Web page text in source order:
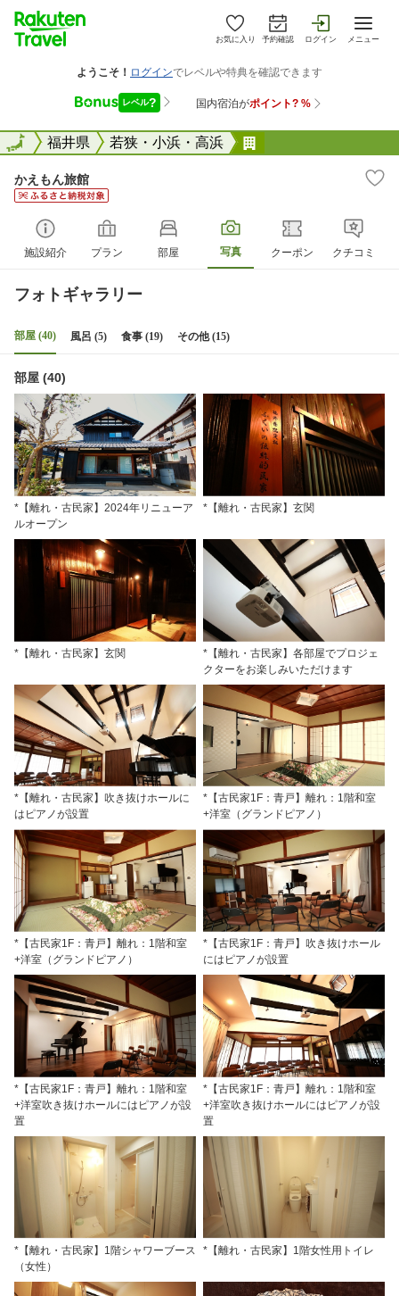
お気に入り 予約確認 ログイン メニュー
全国福井県 若狭・小浜・高浜
全国
かえもん旅館
施設紹介 プラン 部屋 写真 クーポン クチコミ
フォトギャラリー
部屋 (40) 風呂 (5) 食事 (19) その他 (15)
部屋 (40)
*【離れ・古民家】2024年リニューア
ルオープン
*【離れ・古民家】玄関
*【離れ・古民家】玄関
*【離れ・古民家】各部屋でプロジェ
クターをお楽しみいただけます
*【離れ・古民家】吹き抜けホールに
はピアノが設置
*【古民家1F：青戸】離れ：1階和室
+洋室（グランドピアノ）
*【古民家1F：青戸】離れ：1階和室
+洋室（グランドピアノ）
*【古民家1F：青戸】吹き抜けホール
にはピアノが設置
*【古民家1F：青戸】離れ：1階和室
+洋室吹き抜けホールにはピアノが設
置
*【古民家1F：青戸】離れ：1階和室
+洋室吹き抜けホールにはピアノが設
置
*【離れ・古民家】1階シャワーブース
（女性）
*【離れ・古民家】1階女性用トイレ